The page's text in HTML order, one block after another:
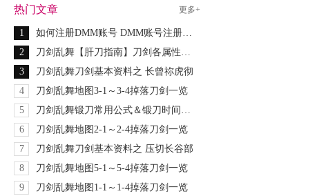
热门文章 更多+
1
如何注册DMM账号 DMM账号注册图文教程
2
刀剑乱舞【肝刀指南】刀剑各属性排名及个人推荐
3
刀剑乱舞刀剑基本资料之 长曾祢虎彻
4
刀剑乱舞地图3-1～3-4掉落刀剑一览
5
刀剑乱舞锻刀常用公式＆锻刀时间大全
6
刀剑乱舞地图2-1～2-4掉落刀剑一览
7
刀剑乱舞刀剑基本资料之 压切长谷部
8
刀剑乱舞地图5-1～5-4掉落刀剑一览
9
刀剑乱舞地图1-1～1-4掉落刀剑一览